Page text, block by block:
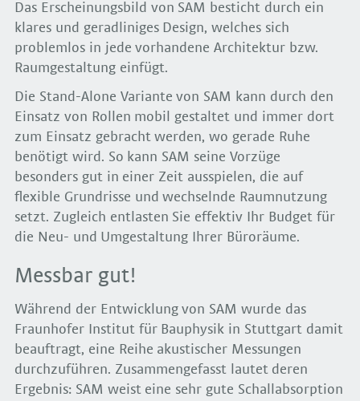
Das Erscheinungsbild von SAM besticht durch ein
klares und geradliniges Design, welches sich
problemlos in jede vorhandene Architektur bzw.
Raumgestaltung einfügt.
Die Stand-Alone Variante von SAM kann durch den
Einsatz von Rollen mobil gestaltet und immer dort
zum Einsatz gebracht werden, wo gerade Ruhe
benötigt wird. So kann SAM seine Vorzüge
besonders gut in einer Zeit ausspielen, die auf
flexible Grundrisse und wechselnde Raumnutzung
setzt. Zugleich entlasten Sie effektiv Ihr Budget für
die Neu- und Umgestaltung Ihrer Büroräume.
Messbar gut!
Während der Entwicklung von SAM wurde das
Fraunhofer Institut für Bauphysik in Stuttgart damit
beauftragt, eine Reihe akustischer Messungen
durchzuführen. Zusammengefasst lautet deren
Ergebnis: SAM weist eine sehr gute Schallabsorption